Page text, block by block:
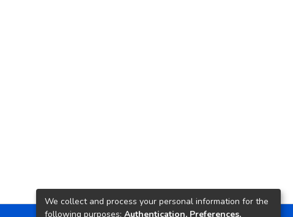
We collect and process your personal information for the
following purposes: Authentication, Preferences,